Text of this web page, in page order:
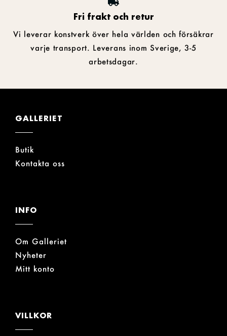
Fri frakt och retur
Vi leverar konstverk över hela världen och försäkrar
varje transport. Leverans inom Sverige, 3-5
arbetsdagar.
GALLERIET
Butik
Kontakta oss
INFO
Om Galleriet
Nyheter
Mitt konto
VILLKOR